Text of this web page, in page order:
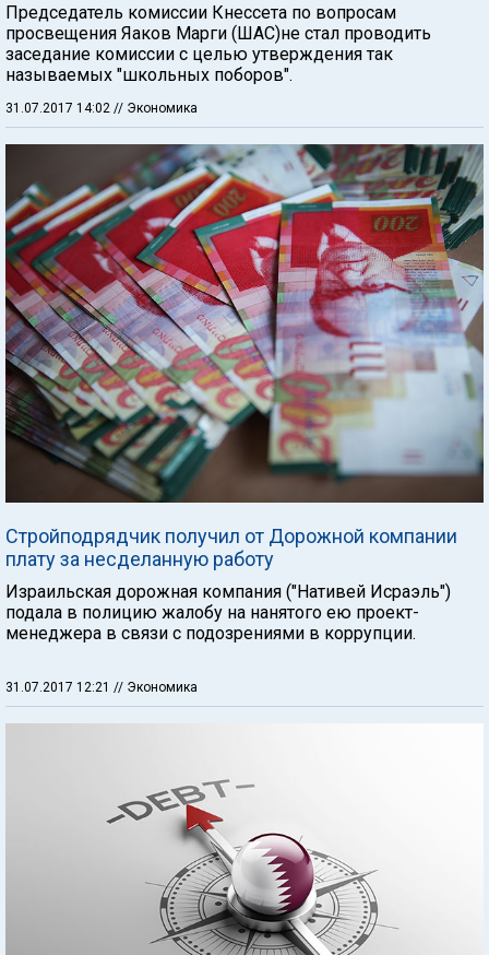
Председатель комиссии Кнессета по вопросам
просвещения Яаков Марги (ШАС)не стал проводить
заседание комиссии с целью утверждения так
называемых "школьных поборов".
31.07.2017 14:02 // Экономика
Стройподрядчик получил от Дорожной компании
плату за несделанную работу
Израильская дорожная компания ("Нативей Исраэль")
подала в полицию жалобу на нанятого ею проект-
менеджера в связи с подозрениями в коррупции.
31.07.2017 12:21 // Экономика